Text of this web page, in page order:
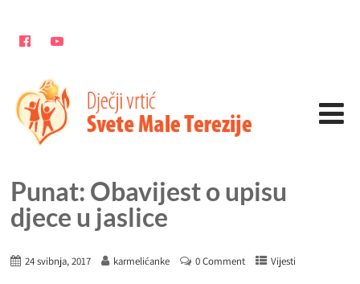
Punat: Obavijest o upisu
djece u jaslice
24 svibnja, 2017 karmelićanke 0 Comment Vijesti